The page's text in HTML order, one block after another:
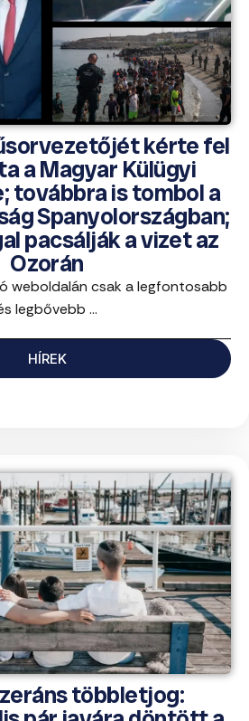
kérte fel
a Magyar Külügyi
továbbra is tombol a
Spanyolországban;
pacsálják a vizet az
Ozorán
weboldalán csak a legfontosabb
legbővebb ...
HÍREK
többletjog: